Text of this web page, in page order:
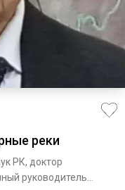
реки
РК, доктор
руководитель